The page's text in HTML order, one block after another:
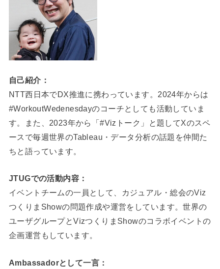
自己紹介：
NTT西日本でDX推進に携わっています。2024年からは
#WorkoutWedenesdayのコーチとしても活動していま
す。また、2023年から「#Vizトーク」と題してXのスペ
ースで毎週世界のTableau・データ分析の話題を仲間た
ちと語っています。
JTUGでの活動内容：
イベントチームの一員として、カジュアル・総会のViz
つくりまShowの問題作成や運営をしています。世界の
ユーザグループとVizつくりまShowのコラボイベントの
企画運営もしています。
Ambassadorとして一言：